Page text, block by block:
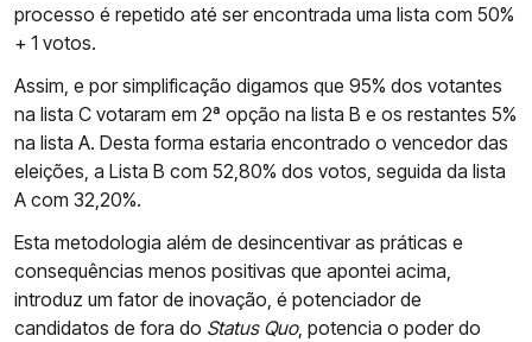
processo é repetido até ser encontrada uma lista com 50%
+ 1 votos.
Assim, e por simplificação digamos que 95% dos votantes
na lista C votaram em 2ª opção na lista B e os restantes 5%
na lista A. Desta forma estaria encontrado o vencedor das
eleições, a Lista B com 52,80% dos votos, seguida da lista
A com 32,20%.
Esta metodologia além de desincentivar as práticas e
consequências menos positivas que apontei acima,
introduz um fator de inovação, é potenciador de
candidatos de fora do Status Quo, potencia o poder do